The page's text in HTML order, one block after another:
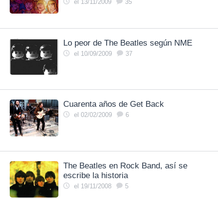
el 13/11/2009 35
Lo peor de The Beatles según NME
el 10/09/2009 37
Cuarenta años de Get Back
el 02/02/2009 6
The Beatles en Rock Band, así se
escribe la historia
el 19/11/2008 5